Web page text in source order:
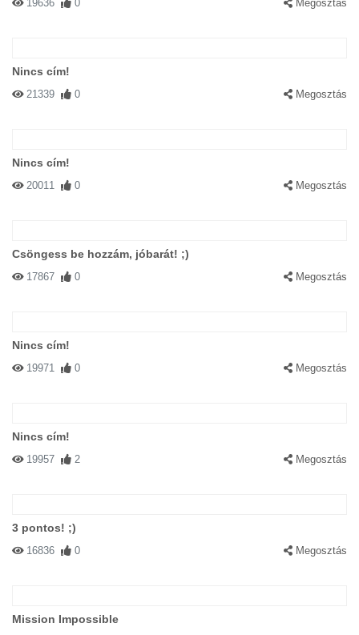
19636 0 Megosztás
Nincs cím!
21339 0 Megosztás
Nincs cím!
20011 0 Megosztás
Csöngess be hozzám, jóbarát! ;)
17867 0 Megosztás
Nincs cím!
19971 0 Megosztás
Nincs cím!
19957 2 Megosztás
3 pontos! ;)
16836 0 Megosztás
Mission Impossible